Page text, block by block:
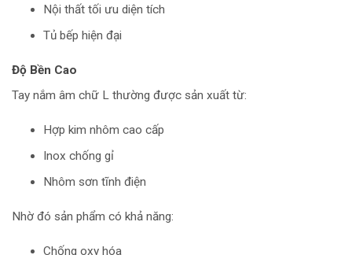
Nội thất tối ưu diện tích
Tủ bếp hiện đại
Độ Bền Cao
Tay nắm âm chữ L thường được sản xuất từ:
Hợp kim nhôm cao cấp
Inox chống gỉ
Nhôm sơn tĩnh điện
Nhờ đó sản phẩm có khả năng:
Chống oxy hóa